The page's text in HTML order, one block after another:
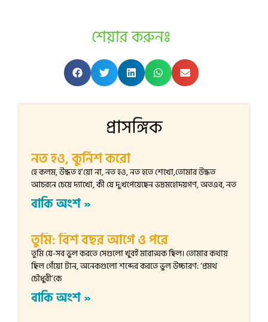
শেয়ার করুনঃ
প্রাসঙ্গিক
নত হও, কুর্নিশ করো
হে কলম, উদ্ধত হ’য়ো না, নত হও, নত হতে শেখো,তোমার উদ্ধত
আচরনে চেয়ে দ্যাখো, কী যে দু:খপেয়েছেন ভদ্রমহোদয়গণ, অতএব, নত
বাকি অংশ »
তুমি: বিশ বছর আগে ও পরে
তুমি যে-সব ভুল করতে সেগুলো খুবই মারাত্মক ছিল। তোমার কথায়
ছিল গেঁয়ো টান, অনেকগুলো শব্দের করতে ভুল উচ্চারণ: ‘প্রমথ
চৌধুরী’কে
বাকি অংশ »